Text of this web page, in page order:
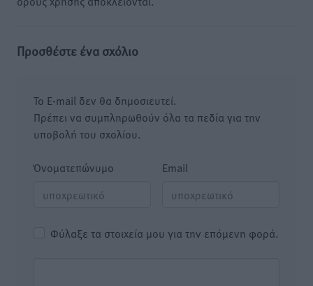
Προσθέστε ένα σχόλιο
Το E-mail δεν θα δημοσιευτεί.
Πρέπει να συμπληρωθούν όλα τα πεδία για την
υποβολή του σχολίου.
Όνοματεπώνυμο Email
Φύλαξε τα στοιχεία μου για την επόμενη φορά.